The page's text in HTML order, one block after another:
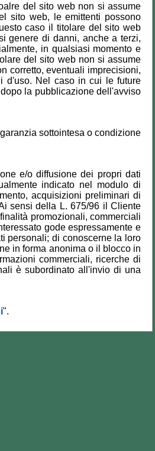
del sito web non si assume
sito web, le emittenti possono
caso il titolare del sito web
genere di danni, anche a terzi,
in qualsiasi momento e
del sito web non si assume
corretto, eventuali imprecisioni,
d'uso. Nel caso in cui le future
la pubblicazione dell'avviso
sottointesa o condizione
e/o diffusione dei propri dati
indicato nel modulo di
acquisizioni preliminari di
sensi della L. 675/96 il Cliente
promozionali, commerciali
gode espressamente e
personali; di conoscerne la loro
in forma anonima o il blocco in
commerciali, ricerche di
è subordinato all'invio di una
".